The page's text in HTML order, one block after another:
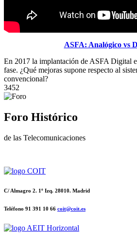
ASFA: Analógico vs
En 2017 la implantación de ASFA Digital
fase. ¿Qué mejoras supone respecto al
convencional?
3452
Foro Histórico
de las Telecomunicaciones
C/ Almagro 2. 1º Izq. 28010. Madrid
Teléfono 91 391 10 66 coit@coit.es